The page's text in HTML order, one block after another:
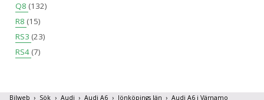
Q8 (132)
R8 (15)
RS3 (23)
RS4 (7)
Bilweb Sök Audi Audi A6 Jönköpings län Audi A6 i Värnamo